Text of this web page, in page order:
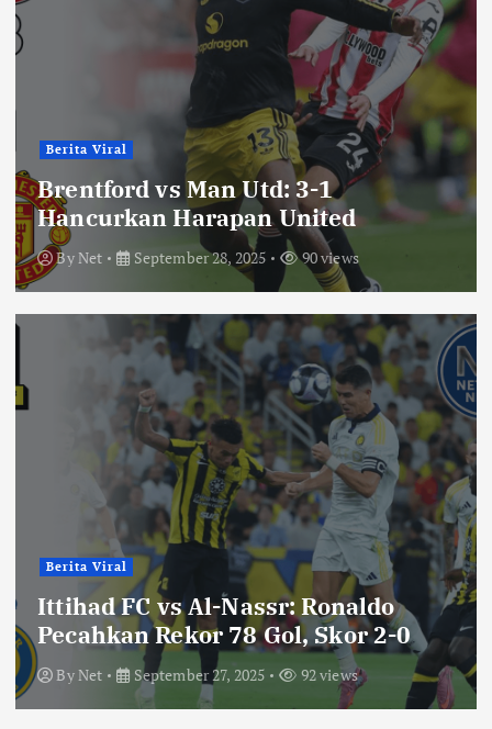
Berita Viral
Brentford vs Man Utd: 3-1
Hancurkan Harapan United
ByNet September 28, 2025 90 views
Berita Viral
Ittihad FC vs Al-Nassr: Ronaldo
Pecahkan Rekor 78 Gol, Skor 2-0
ByNet September 27, 2025 92 views